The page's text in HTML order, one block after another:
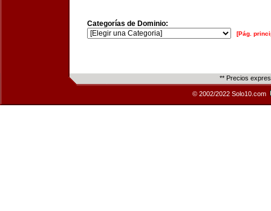
Categorías de Dominio:
[Pág.
** Precios
© 2002/2022 Solo10.com